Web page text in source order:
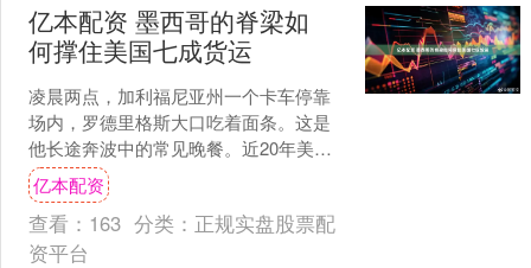
亿本配资 墨西哥的脊梁如
何撑住美国七成货运
凌晨两点，加利福尼亚州一个卡车停靠
场内，罗德里格斯大口吃着面条。这是
他长途奔波中的常见晚餐。近20年美国
打拼，他有10年时间是在这样的驾驶室
里度过的。“它算我的....
亿本配资
查看： 163 分类： 正规实盘股票配
资平台